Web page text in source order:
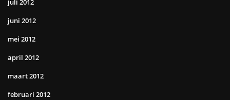
juli 2012
juni 2012
mei 2012
april 2012
maart 2012
februari 2012